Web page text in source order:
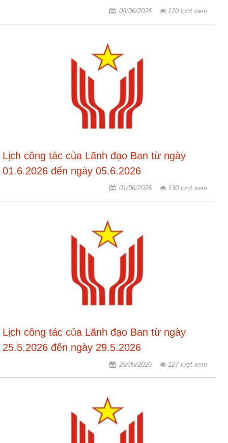
08/06/2026 120 lượt xem
Lịch công tác của Lãnh đạo Ban từ ngày
01.6.2026 đến ngày 05.6.2026
01/06/2026 130 lượt xem
Lịch công tác của Lãnh đạo Ban từ ngày
25.5.2026 đến ngày 29.5.2026
25/05/2026 127 lượt xem